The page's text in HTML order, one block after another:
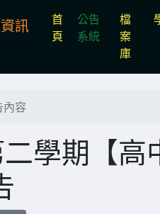
訊
首
頁 (current)
公告
系統
檔
案
庫
內容
學期【高